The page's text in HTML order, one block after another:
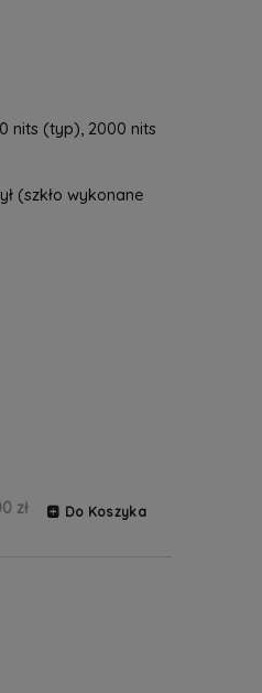
nits (typ), 2000 nits
(szkło wykonane
zł Do Koszyka